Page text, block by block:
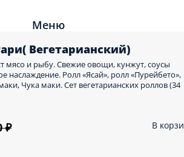
Меню
Вегетарианский)
мясо и рыбу. Свежие овощи, кунжут, соусы
наслаждение. Ролл «Ясай», ролл «Пурейбето»,
Чука маки. Сет вегетарианских роллов (34
₽ В